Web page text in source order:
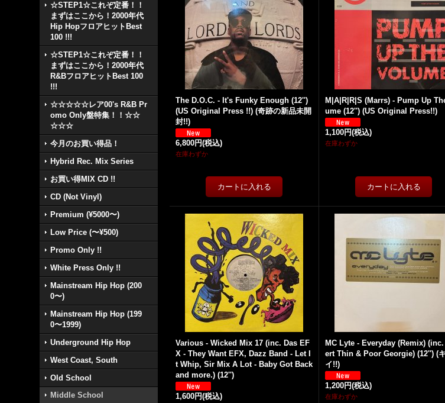
☆STEP1☆これぞ定番！！
まずはここから！2000年代
Hip HopフロアヒットBest
100 !!!
☆STEP1☆これぞ定番！！
まずはここから！2000年代
R&BフロアヒットBest 100
!!!
☆☆☆☆☆レア00's R&B Pr
omo Only盤特集！！☆☆
☆☆☆
今月のお買い得品！
Hybrid Rec. Mix Series
お買い得MIX CD !!
CD (Not Vinyl)
Premium (¥5000〜)
Low Price (〜¥500)
Promo Only !!
White Press Only !!
Mainstream Hip Hop (200
0〜)
Mainstream Hip Hop (199
0〜1999)
Underground Hip Hop
West Coast, South
Old School
Middle School
The D.O.C. - It's Funky Enough (12'')
(US Original Press !!) (奇跡の新品未開
封!!)
6,800円(税込)
在庫わずか
M|A|R|R|S (Marrs) - Pump Up
ume (12'') (US Original Press!!)
1,100円(税込)
在庫わずか
Various - Wicked Mix 17 (inc. Das EF
X - They Want EFX, Dazz Band - Let I
t Whip, Sir Mix A Lot - Baby Got Back
and more.) (12'')
1,600円(税込)
MC Lyte - Everyday (Remix)
ert Thin & Poor Georgie) (12'') (
イ!!)
1,200円(税込)
在庫わずか